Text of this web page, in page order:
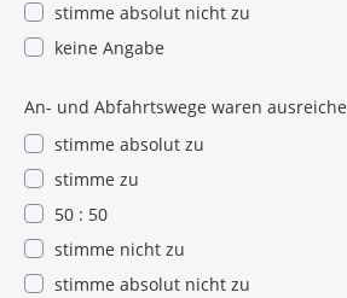
stimme absolut nicht zu
keine Angabe
An- und Abfahrtswege waren
stimme absolut zu
stimme zu
50 : 50
stimme nicht zu
stimme absolut nicht zu